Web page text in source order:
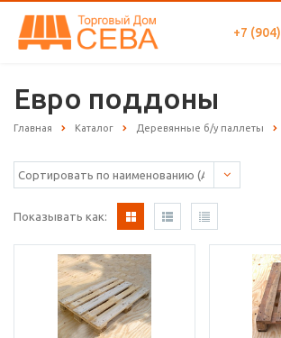
+7 (904)
Евро поддоны
Главная Каталог Деревянные б/у паллеты
Показывать как: